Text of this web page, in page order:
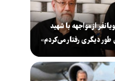
از مواجهه با شهید
دیگری رفتار می‌کردم»